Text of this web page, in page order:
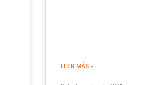
LEER MÁS »